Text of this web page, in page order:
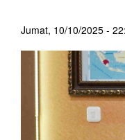
Jumat, 10/10/2025 -